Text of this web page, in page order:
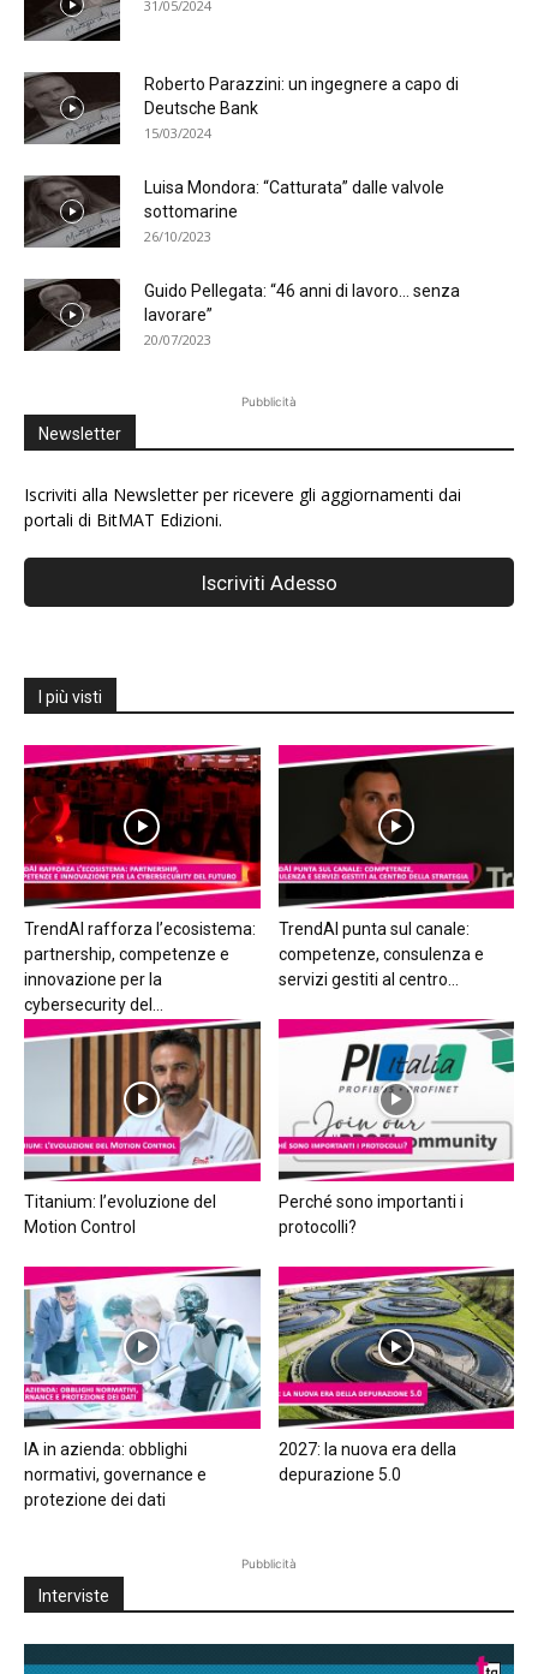
31/05/2024
Roberto Parazzini: un ingegnere a capo di
Deutsche Bank
15/03/2024
Luisa Mondora: “Catturata” dalle valvole
sottomarine
26/10/2023
Guido Pellegata: “46 anni di lavoro… senza
lavorare”
20/07/2023
Pubblicità
Newsletter
Iscriviti alla Newsletter per ricevere gli aggiornamenti dai
portali di BitMAT Edizioni.
I più visti
TrendAI rafforza l’ecosistema:
partnership, competenze e
innovazione per la
cybersecurity del...
TrendAI punta sul canale:
competenze, consulenza e
servizi gestiti al centro...
Titanium: l’evoluzione del
Motion Control
Perché sono importanti i
protocolli?
IA in azienda: obblighi
normativi, governance e
protezione dei dati
2027: la nuova era della
depurazione 5.0
Pubblicità
Interviste